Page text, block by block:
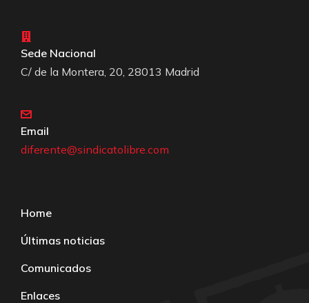
Sede Nacional
C/ de la Montera, 20, 28013 Madrid
Email
diferente@sindicatolibre.com
Home
Últimas noticias
Comunicados
Enlaces